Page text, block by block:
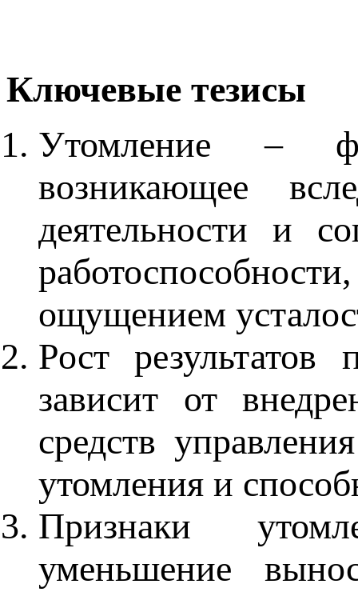
Ключевые тезисы
Утомление –
возникающее
деятельности и
ощущением
Рост
зависит от
средств
утомления и
Признаки
уменьшение